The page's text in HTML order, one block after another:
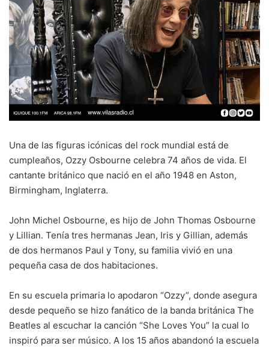
Una de las figuras icónicas del rock mundial está de
cumpleaños, Ozzy Osbourne celebra 74 años de vida. El
cantante británico que nació en el año 1948 en Aston,
Birmingham, Inglaterra.
John Michel Osbourne, es hijo de John Thomas Osbourne
y Lillian. Tenía tres hermanas Jean, Iris y Gillian, además
de dos hermanos Paul y Tony, su familia vivió en una
pequeña casa de dos habitaciones.
En su escuela primaria lo apodaron “Ozzy”, donde asegura
desde pequeño se hizo fanático de la banda británica The
Beatles al escuchar la canción “She Loves You” la cual lo
inspiró para ser músico. A los 15 años abandonó la escuela